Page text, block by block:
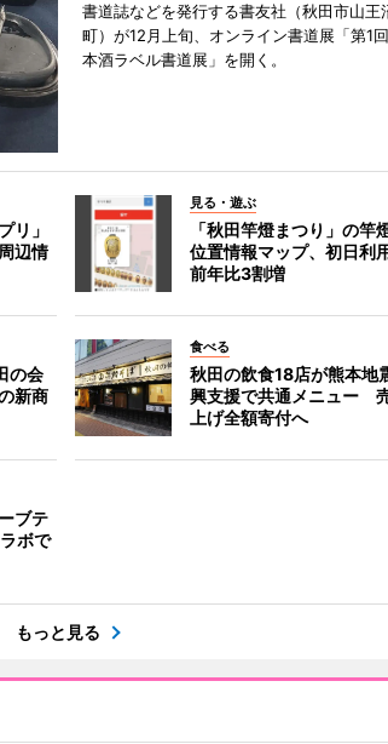
書道誌などを発行する書友社（秋田市山王
町）が12月上旬、オンライン書道展「第1
本酒ラベル書道展」を開く。
リ」
辺情
見る・遊ぶ
「秋田竿燈まつり」の竿
位置情報マップ、初日利
前年比3割増
の会
新商
食べる
秋田の飲食18店が熊本地
興支援で共通メニュー
上げ全額寄付へ
ブテ
ボで
もっと見る